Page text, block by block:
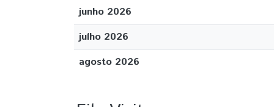
junho 2026
julho 2026
agosto 2026